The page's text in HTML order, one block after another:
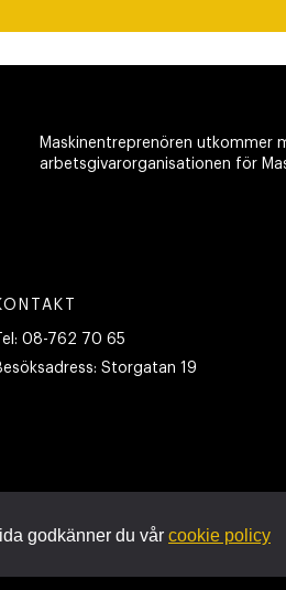
Maskinentreprenören utkommer
arbetsgivarorganisationen för
Tel: 08-762 70 65
Storgatan 19
godkänner du vår cookie policy